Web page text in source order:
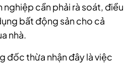
cần phải rà soát, điều
bất động sản cho cả
nhà.
đốc thừa nhận đây là việc